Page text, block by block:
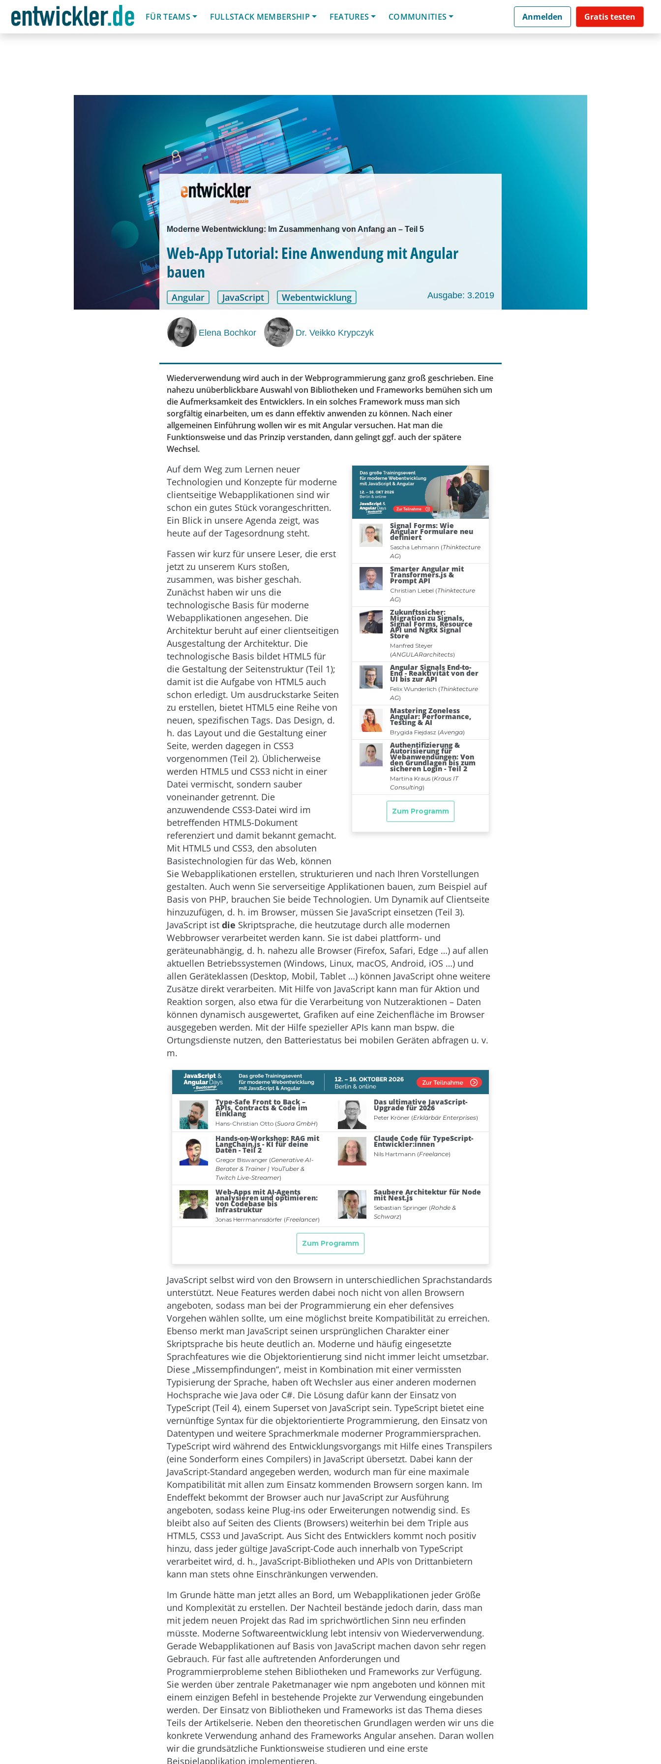
FÜR TEAMS
FULLSTACK MEMBERSHIP FEATURES COMMUNITIES Anmelden Gratis testen
Moderne Webentwicklung: Im Zusammenhang von Anfang an – Teil 5
Web-App Tutorial: Eine Anwendung mit Angular
bauen
Angular JavaScript Webentwicklung Ausgabe: 3.2019
Elena Bochkor Dr. Veikko Krypczyk
Wiederverwendung wird auch in der Webprogrammierung ganz groß geschrieben. Eine
nahezu unüberblickbare Auswahl von Bibliotheken und Frameworks bemühen sich um
die Aufmerksamkeit des Entwicklers. In ein solches Framework muss man sich
sorgfältig einarbeiten, um es dann effektiv anwenden zu können. Nach einer
allgemeinen Einführung wollen wir es mit Angular versuchen. Hat man die
Funktionsweise und das Prinzip verstanden, dann gelingt ggf. auch der spätere
Wechsel.
Auf dem Weg zum Lernen neuer
Technologien und Konzepte für moderne
clientseitige Webapplikationen sind wir
schon ein gutes Stück vorangeschritten.
Ein Blick in unsere Agenda zeigt, was
heute auf der Tagesordnung steht.
Fassen wir kurz für unsere Leser, die erst
jetzt zu unserem Kurs stoßen,
zusammen, was bisher geschah.
Zunächst haben wir uns die
technologische Basis für moderne
Webapplikationen angesehen. Die
Architektur beruht auf einer clientseitigen
Ausgestaltung der Architektur. Die
technologische Basis bildet HTML5 für
die Gestaltung der Seitenstruktur (Teil 1);
damit ist die Aufgabe von HTML5 auch
schon erledigt. Um ausdruckstarke Seiten
zu erstellen, bietet HTML5 eine Reihe von
neuen, spezifischen Tags. Das Design, d.
h. das Layout und die Gestaltung einer
Seite, werden dagegen in CSS3
vorgenommen (Teil 2). Üblicherweise
werden HTML5 und CSS3 nicht in einer
Datei vermischt, sondern sauber
voneinander getrennt. Die
anzuwendende CSS3-Datei wird im
betreffenden HTML5-Dokument
referenziert und damit bekannt gemacht.
Mit HTML5 und CSS3, den absoluten
Basistechnologien für das Web, können
Sie Webapplikationen erstellen, strukturieren und nach Ihren Vorstellungen
gestalten. Auch wenn Sie serverseitige Applikationen bauen, zum Beispiel auf
Basis von PHP, brauchen Sie beide Technologien. Um Dynamik auf Clientseite
hinzuzufügen, d. h. im Browser, müssen Sie JavaScript einsetzen (Teil 3).
JavaScript ist die Skriptsprache, die heutzutage durch alle modernen
Webbrowser verarbeitet werden kann. Sie ist dabei plattform- und
geräteunabhängig, d. h. nahezu alle Browser (Firefox, Safari, Edge …) auf allen
aktuellen Betriebssystemen (Windows, Linux, macOS, Android, iOS …) und
allen Geräteklassen (Desktop, Mobil, Tablet …) können JavaScript ohne weitere
Zusätze direkt verarbeiten. Mit Hilfe von JavaScript kann man für Aktion und
Reaktion sorgen, also etwa für die Verarbeitung von Nutzeraktionen – Daten
können dynamisch ausgewertet, Grafiken auf eine Zeichenfläche im Browser
ausgegeben werden. Mit der Hilfe spezieller APIs kann man bspw. die
Ortungsdienste nutzen, den Batteriestatus bei mobilen Geräten abfragen u. v.
m.
JavaScript selbst wird von den Browsern in unterschiedlichen Sprachstandards
unterstützt. Neue Features werden dabei noch nicht von allen Browsern
angeboten, sodass man bei der Programmierung ein eher defensives
Vorgehen wählen sollte, um eine möglichst breite Kompatibilität zu erreichen.
Ebenso merkt man JavaScript seinen ursprünglichen Charakter einer
Skriptsprache bis heute deutlich an. Moderne und häufig eingesetzte
Sprachfeatures wie die Objektorientierung sind nicht immer leicht umsetzbar.
Diese „Missempfindungen“, meist in Kombination mit einer vermissten
Typisierung der Sprache, haben oft Wechsler aus einer anderen modernen
Hochsprache wie Java oder C#. Die Lösung dafür kann der Einsatz von
TypeScript (Teil 4), einem Superset von JavaScript sein. TypeScript bietet eine
vernünftige Syntax für die objektorientierte Programmierung, den Einsatz von
Datentypen und weitere Sprachmerkmale moderner Programmiersprachen.
TypeScript wird während des Entwicklungsvorgangs mit Hilfe eines Transpilers
(eine Sonderform eines Compilers) in JavaScript übersetzt. Dabei kann der
JavaScript-Standard angegeben werden, wodurch man für eine maximale
Kompatibilität mit allen zum Einsatz kommenden Browsern sorgen kann. Im
Endeffekt bekommt der Browser auch nur JavaScript zur Ausführung
angeboten, sodass keine Plug-ins oder Erweiterungen notwendig sind. Es
bleibt also auf Seiten des Clients (Browsers) weiterhin bei dem Triple aus
HTML5, CSS3 und JavaScript. Aus Sicht des Entwicklers kommt noch positiv
hinzu, dass jeder gültige JavaScript-Code auch innerhalb von TypeScript
verarbeitet wird, d. h., JavaScript-Bibliotheken und APIs von Drittanbietern
kann man stets ohne Einschränkungen verwenden.
Im Grunde hätte man jetzt alles an Bord, um Webapplikationen jeder Größe
und Komplexität zu erstellen. Der Nachteil bestände jedoch darin, dass man
mit jedem neuen Projekt das Rad im sprichwörtlichen Sinn neu erfinden
müsste. Moderne Softwareentwicklung lebt intensiv von Wiederverwendung.
Gerade Webapplikationen auf Basis von JavaScript machen davon sehr regen
Gebrauch. Für fast alle auftretenden Anforderungen und
Programmierprobleme stehen Bibliotheken und Frameworks zur Verfügung.
Sie werden über zentrale Paketmanager wie npm angeboten und können mit
einem einzigen Befehl in bestehende Projekte zur Verwendung eingebunden
werden. Der Einsatz von Bibliotheken und Frameworks ist das Thema dieses
Teils der Artikelserie. Neben den theoretischen Grundlagen werden wir uns die
konkrete Verwendung anhand des Frameworks Angular ansehen. Daran wollen
wir die grundsätzliche Funktionsweise studieren und eine erste
Beispielapplikation implementieren.